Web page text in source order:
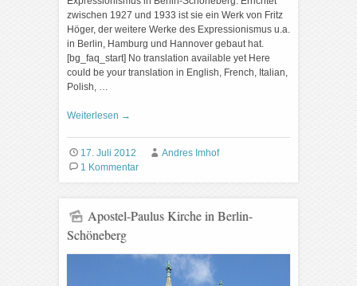
zwischen 1927 und 1933 ist sie ein Werk von Fritz
Höger, der weitere Werke des Expressionismus u.a.
in Berlin, Hamburg und Hannover gebaut hat.
[bg_faq_start] No translation available yet Here
could be your translation in English, French, Italian,
Polish, …
Weiterlesen →
17. Juli 2012
Andres Imhof
1 Kommentar
Apostel-Paulus Kirche in Berlin-
Schöneberg